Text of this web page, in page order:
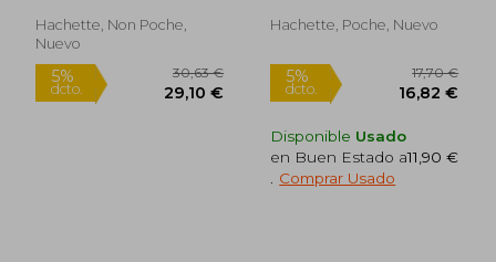
(en Francés)
Hachette, Non Poche,
Nuevo
Hachette, Poche, Nuevo
Disponible Usado
en Buen Estado a11,90 €
Comprar Usado